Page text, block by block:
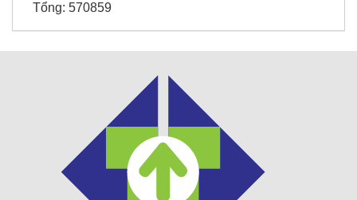
Thời trang Torano - Tô Vĩnh Diện
Tổng: 570859